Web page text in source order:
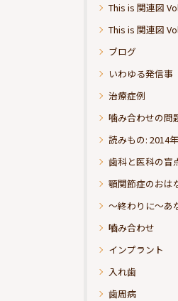
This is 関連図
This is 関連図
ブログ
いわゆる発信事
治療症例
噛み合わせの問
読みもの: 2014
歯科と医科の盲
顎関節症のおはなし
～終わりに～あなたが、どう
嚙み合わせ
インプラント
入れ歯
歯周病